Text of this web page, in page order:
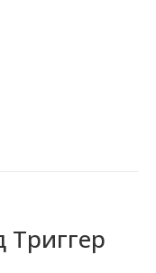
Триггер